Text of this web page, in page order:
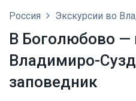
Россия Экскурсии во
В Боголюбово —
Владимиро-
заповедник